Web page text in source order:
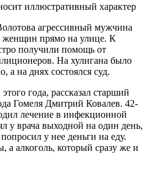
иллюстративный характер
агрессивный мужчина
женщин прямо на улице. К
получили помощь от
На хулигана было
а на днях состоялся суд.
года, рассказал старший
Гомеля Дмитрий Ковалев. 42-
лечение в инфекционной
у врача выходной на один день,
у нее деньги на еду.
а алкоголь, который сразу же и